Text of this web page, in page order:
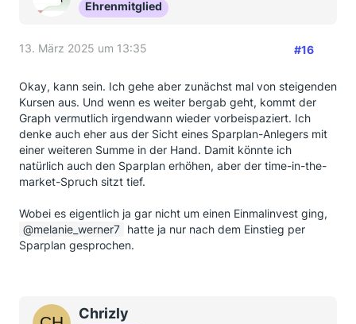
Ehrenmitglied
13. März 2025 um 13:35 #16
Okay, kann sein. Ich gehe aber zunächst mal von steigenden
Kursen aus. Und wenn es weiter bergab geht, kommt der
Graph vermutlich irgendwann wieder vorbeispaziert. Ich
denke auch eher aus der Sicht eines Sparplan-Anlegers mit
einer weiteren Summe in der Hand. Damit könnte ich
natürlich auch den Sparplan erhöhen, aber der time-in-the-
market-Spruch sitzt tief.
Wobei es eigentlich ja gar nicht um einen Einmalinvest ging,
melanie_werner7 hatte ja nur nach dem Einstieg per
Sparplan gesprochen.
Chrizly